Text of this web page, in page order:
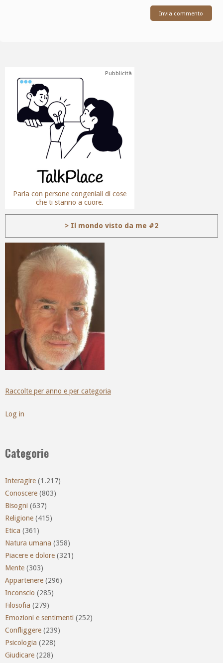
Pubblicità
Parla con persone congeniali di cose
che ti stanno a cuore.
> Il mondo visto da me #2
Raccolte per anno e per categoria
Log in
Categorie
Interagire (1.217)
Conoscere (803)
Bisogni (637)
Religione (415)
Etica (361)
Natura umana (358)
Piacere e dolore (321)
Mente (303)
Appartenere (296)
Inconscio (285)
Filosofia (279)
Emozioni e sentimenti (252)
Confliggere (239)
Psicologia (228)
Giudicare (228)